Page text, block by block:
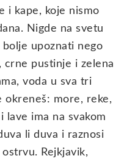
i kape, koje nismo
Nigde na svetu
upoznati nego
crne pustinje i zelena
voda u sva tri
okreneš: more, reke,
lave ima na svakom
li duva i raznosi
Rejkjavik,